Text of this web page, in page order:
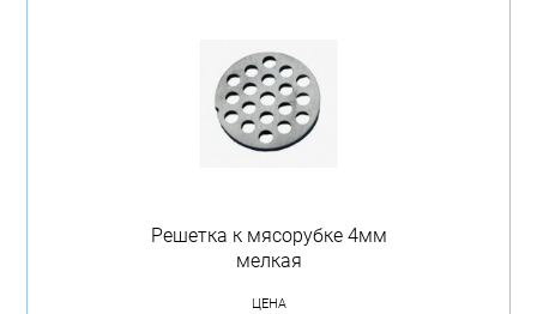
Решетка к мясорубке 4мм
мелкая
ЦЕНА